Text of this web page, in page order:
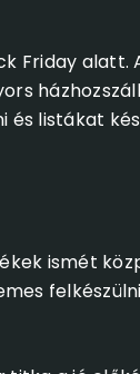
Friday alatt.
listákat
ismét